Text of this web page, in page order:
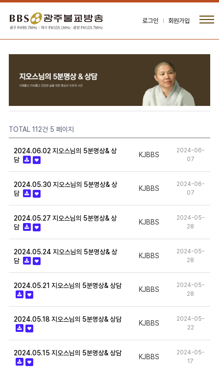
로그인 회원가입
TOTAL 112건 5 페이지
2024.06.02 지오스님의 5분명상& 상
담
KJBBS
2024-06-
07
2024.05.30 지오스님의 5분명상& 상
담
KJBBS
2024-06-
07
2024.05.27 지오스님의 5분명상& 상
담
KJBBS
2024-05-
28
2024.05.24 지오스님의 5분명상& 상
담
KJBBS
2024-05-
28
2024.05.21 지오스님의 5분명상& 상담
KJBBS
2024-05-
28
2024.05.18 지오스님의 5분명상& 상담
KJBBS
2024-05-
22
2024.05.15 지오스님의 5분명상& 상담
KJBBS
2024-05-
17